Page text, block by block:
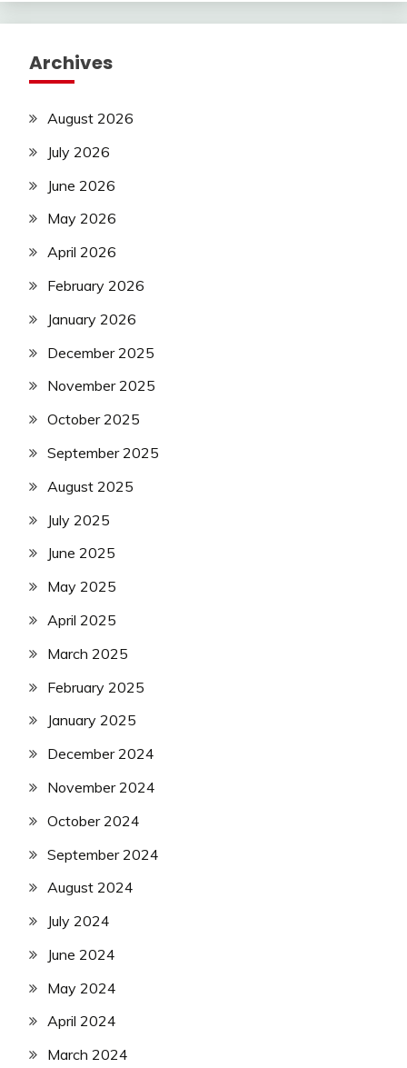
Archives
August 2026
July 2026
June 2026
May 2026
April 2026
February 2026
January 2026
December 2025
November 2025
October 2025
September 2025
August 2025
July 2025
June 2025
May 2025
April 2025
March 2025
February 2025
January 2025
December 2024
November 2024
October 2024
September 2024
August 2024
July 2024
June 2024
May 2024
April 2024
March 2024